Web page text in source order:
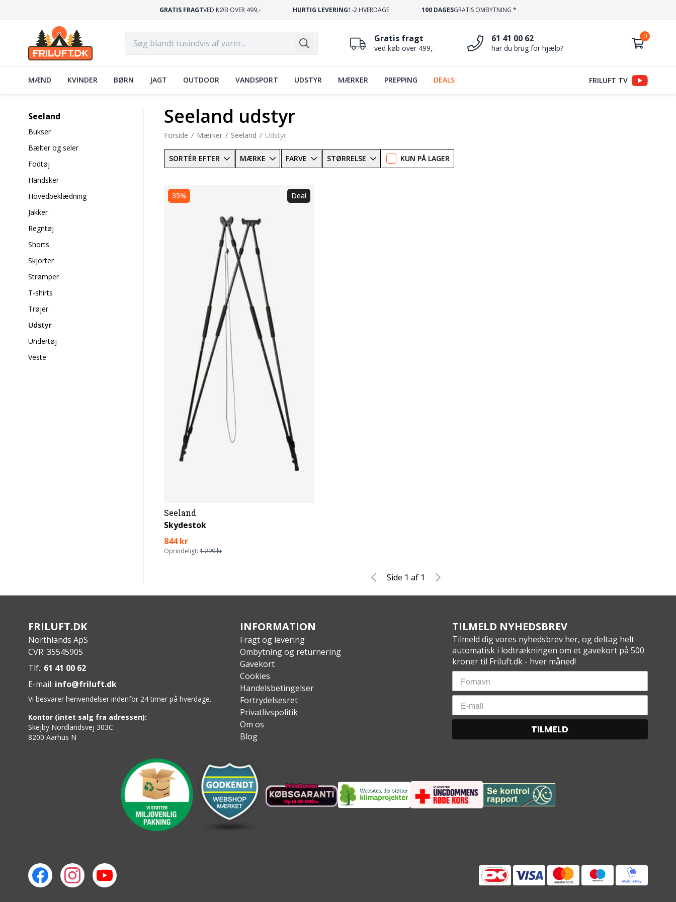
GRATIS FRAGTVED KØB OVER 499,- HURTIG LEVERING1-2 HVERDAGE 100 DAGESGRATIS OMBYTNING *
Gratis fragt
ved køb over 499,-
61 41 00 62
har du brug for hjælp?
MÆND KVINDER BØRN JAGT OUTDOOR VANDSPORT UDSTYR MÆRKER PREPPING DEALS FRILUFT TV
Seeland
Bukser
Bælter og seler
Fodtøj
Handsker
Hovedbeklædning
Jakker
Regntøj
Shorts
Skjorter
Strømper
T-shirts
Trøjer
Udstyr
Undertøj
Veste
Forside Mærker Seeland Udstyr
Seeland udstyr
SORTÉR EFTER MÆRKE FARVE STØRRELSE KUN PÅ LAGER
35% Deal
Seeland
Skydestok
844 kr
Oprindeligt: 1.299 kr
Side 1 af 1
FRILUFT.DK
Northlands ApS
CVR: 35545905
Tlf.: 61 41 00 62
E-mail: info@friluft.dk
Vi besvarer henvendelser indenfor 24 timer på hverdage.
Kontor (intet salg fra adressen):
Skejby Nordlandsvej 303C
8200 Aarhus N
INFORMATION
Fragt og levering
Ombytning og returnering
Gavekort
Cookies
Handelsbetingelser
Fortrydelsesret
Privatlivspolitik
Om os
Blog
TILMELD NYHEDSBREV
Tilmeld dig vores nyhedsbrev her, og deltag helt
automatisk i lodtrækningen om et gavekort på 500
kroner til Friluft.dk - hver måned!
TILMELD